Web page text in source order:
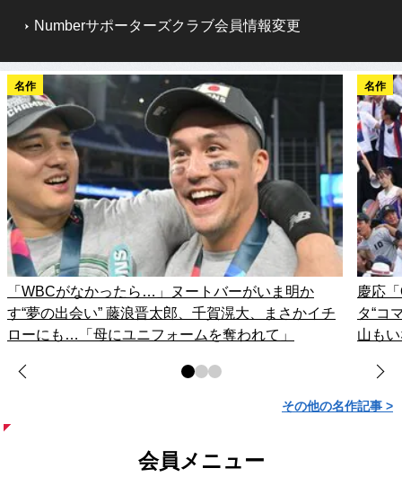
Numberサポーターズクラブ会員情報変更
名作
「WBCがなかったら…」ヌートバーがいま明か
す“夢の出会い” 藤浪晋太郎、千賀滉大、まさかイチ
ローにも…「母にユニフォームを奪われて」
名作
慶応
タ“コ
山も
その他の名作記事 >
会員メニュー